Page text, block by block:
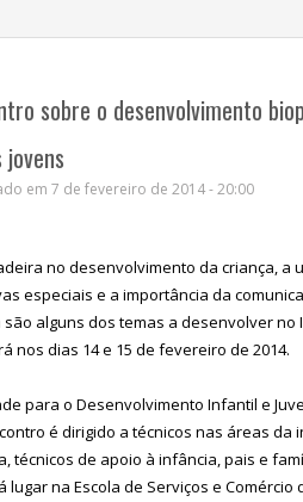
sobre o desenvolvimento
jovens
em 7 de fevereiro de 2014 - 20:00
no desenvolvimento da criança, a
especiais e a importância da
alguns dos temas a desenvolver no
nos dias 14 e 15 de fevereiro de 2014.
para o Desenvolvimento Infantil e
é dirigido a técnicos nas áreas
técnicos de apoio à infância, pais e
na Escola de Serviços e Comércio